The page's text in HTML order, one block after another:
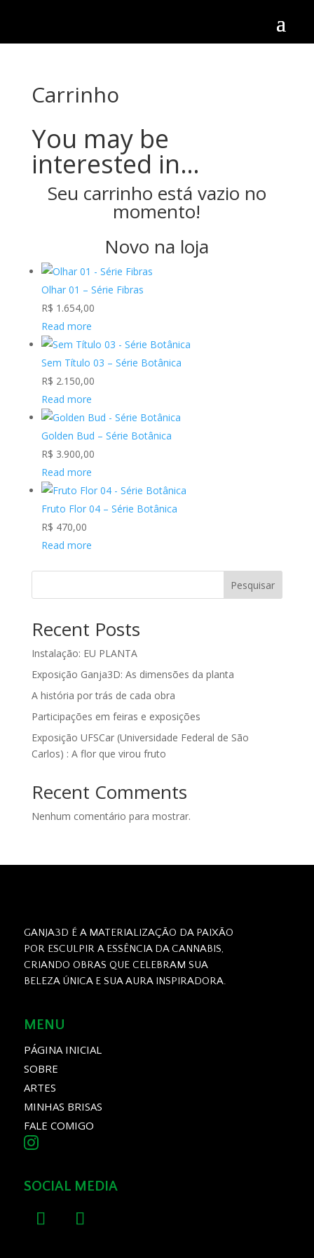
Carrinho
You may be
interested in…
Seu carrinho está vazio no
momento!
Novo na loja
Olhar 01 – Série Fibras
R$ 1.654,00
Read more
Sem Título 03 – Série Botânica
R$ 2.150,00
Read more
Golden Bud – Série Botânica
R$ 3.900,00
Read more
Fruto Flor 04 – Série Botânica
R$ 470,00
Read more
Pesquisar
Recent Posts
Instalação: EU PLANTA
Exposição Ganja3D: As dimensões da planta
A história por trás de cada obra
Participações em feiras e exposições
Exposição UFSCar (Universidade Federal de São
Carlos) : A flor que virou fruto
Recent Comments
Nenhum comentário para mostrar.
GANJA3D É A MATERIALIZAÇÃO DA PAIXÃO
POR ESCULPIR A ESSÊNCIA DA CANNABIS,
CRIANDO OBRAS QUE CELEBRAM SUA
BELEZA ÚNICA E SUA AURA INSPIRADORA.
MENU
PÁGINA INICIAL
SOBRE
ARTES
MINHAS BRISAS
FALE COMIGO
SOCIAL MEDIA